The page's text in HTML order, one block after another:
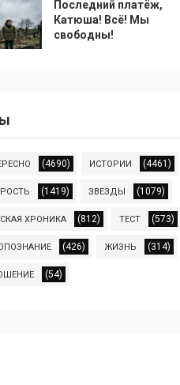
Последний платёж,
Катюша! Всё! Мы
свободны!
(4690) ИСТОРИИ (4461)
(1419) ЗВЕЗДЫ (1079)
ХРОНИКА (812) ТЕСТ (573)
(426) ЖИЗНЬ (314)
(54)